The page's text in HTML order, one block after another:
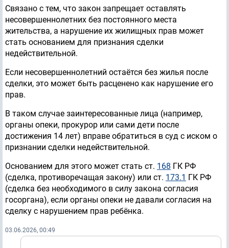
Связано с тем, что закон запрещает оставлять
несовершеннолетних без постоянного места
жительства, а нарушение их жилищных прав может
стать основанием для признания сделки
недействительной.
Если несовершеннолетний остаётся без жилья после
сделки, это может быть расценено как нарушение его
прав.
В таком случае заинтересованные лица (например,
органы опеки, прокурор или сами дети после
достижения 14 лет) вправе обратиться в суд с иском о
признании сделки недействительной.
Основанием для этого может стать ст. 168 ГК РФ
(сделка, противоречащая закону) или ст. 173.1 ГК РФ
(сделка без необходимого в силу закона согласия
госоргана), если органы опеки не давали согласия на
сделку с нарушением прав ребёнка.
03.06.2026, 00:49